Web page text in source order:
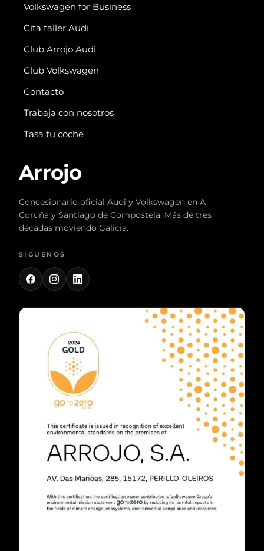
Volkswagen for Business
Cita taller Audi
Club Arrojo Audi
Club Volkswagen
Contacto
Trabaja con nosotros
Tasa tu coche
Arrojo
Concesionario oficial Audi y Volkswagen en A
Coruña y Santiago de Compostela. Más de tres
décadas moviendo Galicia.
SÍGUENOS